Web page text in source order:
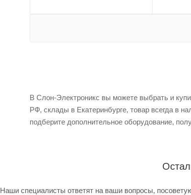
В Слон-Электроникс вы можете выбрать и
РФ, склады в Екатеринбурге, товар всегда в
подберите дополнительное оборудование,
Наши специалисты ответят на ваши вопросы,